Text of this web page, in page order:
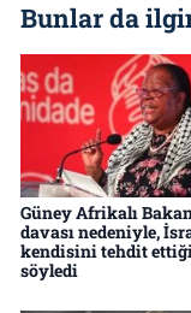
Bunlar da
Güney Afrikalı
davası nedeniyle,
kendisini tehdit
söyledi